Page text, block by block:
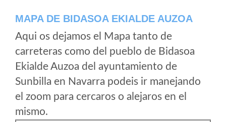
MAPA DE BIDASOA EKIALDE AUZOA
Aqui os dejamos el Mapa tanto de
carreteras como del pueblo de Bidasoa
Ekialde Auzoa del ayuntamiento de
Sunbilla en Navarra podeis ir manejando
el zoom para cercaros o alejaros en el
mismo.